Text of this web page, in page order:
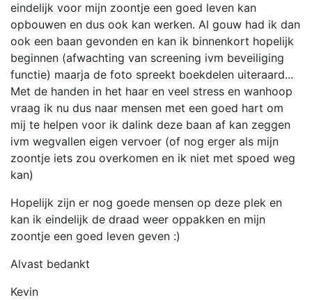
eindelijk voor mijn zoontje een goed leven kan
opbouwen en dus ook kan werken. Al gouw had ik dan
ook een baan gevonden en kan ik binnenkort hopelijk
beginnen (afwachting van screening ivm beveiliging
functie) maarja de foto spreekt boekdelen uiteraard...
Met de handen in het haar en veel stress en wanhoop
vraag ik nu dus naar mensen met een goed hart om
mij te helpen voor ik dalink deze baan af kan zeggen
ivm wegvallen eigen vervoer (of nog erger als mijn
zoontje iets zou overkomen en ik niet met spoed weg
kan)
Hopelijk zijn er nog goede mensen op deze plek en
kan ik eindelijk de draad weer oppakken en mijn
zoontje een goed leven geven :)
Alvast bedankt
Kevin